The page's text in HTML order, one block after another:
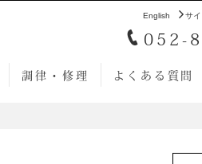
English サ
052-
調律・修理 よくある質問